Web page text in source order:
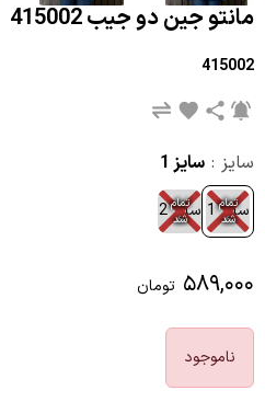
مانتو جین دو جیب 415002
415002
سایز : سایز 1
سایز 1
تمام
شد
سایز 2
تمام
شد
۵۸۹,۰۰۰ تومان
ناموجود